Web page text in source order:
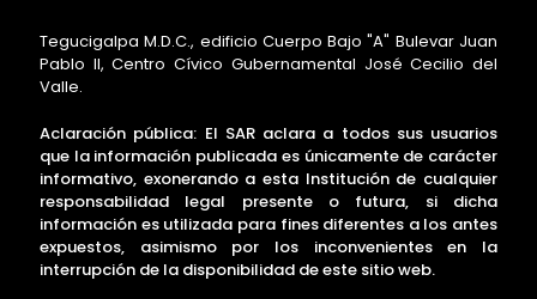
Tegucigalpa M.D.C., edificio Cuerpo Bajo "A" Bulevar Juan
Pablo II, Centro Cívico Gubernamental José Cecilio del
Valle.
Aclaración pública: El SAR aclara a todos sus usuarios
que la información publicada es únicamente de carácter
informativo, exonerando a esta Institución de cualquier
responsabilidad legal presente o futura, si dicha
información es utilizada para fines diferentes a los antes
expuestos, asimismo por los inconvenientes en la
interrupción de la disponibilidad de este sitio web.